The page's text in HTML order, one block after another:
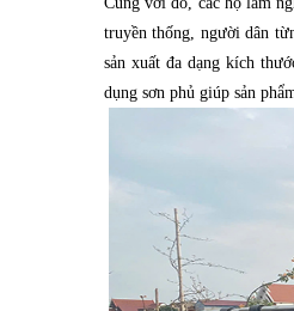
truyền thống, người dân
sản xuất đa dạng kích
dụng sơn phủ giúp sản